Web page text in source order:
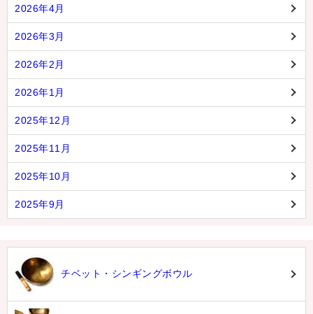
2026年4月
2026年3月
2026年2月
2026年1月
2025年12月
2025年11月
2025年10月
2025年9月
チベット・シンギングボウル